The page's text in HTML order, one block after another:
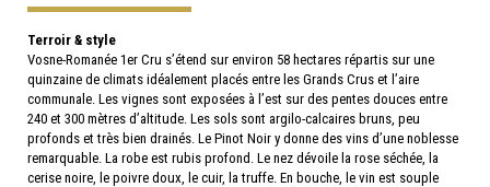
Terroir & style
Vosne-Romanée 1er Cru s’étend sur environ 58 hectares répartis sur une
quinzaine de climats idéalement placés entre les Grands Crus et l’aire
communale. Les vignes sont exposées à l’est sur des pentes douces entre
240 et 300 mètres d’altitude. Les sols sont argilo-calcaires bruns, peu
profonds et très bien drainés. Le Pinot Noir y donne des vins d’une noblesse
remarquable. La robe est rubis profond. Le nez dévoile la rose séchée, la
cerise noire, le poivre doux, le cuir, la truffe. En bouche, le vin est souple